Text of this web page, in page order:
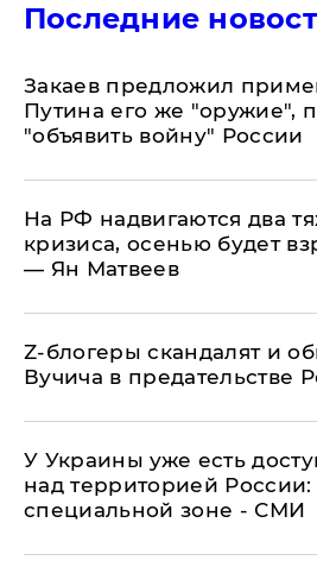
Последние
Закаев предложил
Путина его же "оружие",
"объявить войну" России
На РФ надвигаются два
кризиса, осенью будет
— Ян Матвеев
Z-блогеры скандалят и
Вучича в предательстве
У Украины уже есть
над территорией
специальной зоне - СМИ